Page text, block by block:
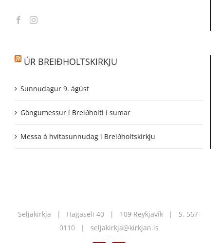
ÚR BREIÐHOLTSKIRKJU
Sunnudagur 9. ágúst
Göngumessur í Breiðholti í sumar
Messa á hvítasunnudag í Breiðholtskirkju
Seljakirkja | Hagaseli 40 | 109 Reykjavík | S. 567-
0110 | seljakirkja@kirkjan.is